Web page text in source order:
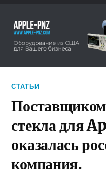
СТАТЬИ
стекла для
оказалась
компания.